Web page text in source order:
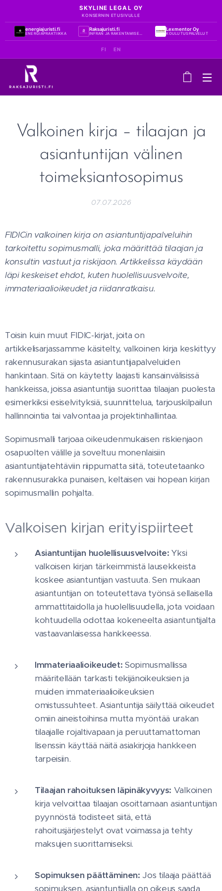
SKYLINE LEGAL OY
KONSERNIN ETUSIVULLE
energiajuristi.fi
ENERGIAPRAKTIIKKA
Raksajuristi.fi
INFRAN JA RAKENTAMISEN PRAKTIIKKA
Lexmentor Oy
KOULUTUSPALVELUT
FI EN
Valkoinen kirja – tilaajan ja
asiantuntijan välinen
toimeksiantosopimus
07.07.2026
FIDICin valkoinen kirja on asiantuntijapalveluihin
tarkoitettu sopimusmalli, joka määrittää tilaajan ja
konsultin vastuut ja riskijaon. Artikkelissa käydään
läpi keskeiset ehdot, kuten huolellisuusvelvoite,
immateriaalioikeudet ja riidanratkaisu.
Toisin kuin muut FIDIC-kirjat, joita on
artikkelisarjassamme käsitelty, valkoinen kirja keskittyy
rakennusurakan sijasta asiantuntijapalveluiden
hankintaan. Sitä on käytetty laajasti kansainvälisissä
hankkeissa, joissa asiantuntija suorittaa tilaajan puolesta
esimerkiksi esiselvityksiä, suunnittelua, tarjouskilpailun
hallinnointia tai valvontaa ja projektinhallintaa.
Sopimusmalli tarjoaa oikeudenmukaisen riskienjaon
osapuolten välille ja soveltuu monenlaisiin
asiantuntijatehtäviin riippumatta siitä, toteutetaanko
rakennusurakka punaisen, keltaisen vai hopean kirjan
sopimusmallin pohjalta.
Valkoisen kirjan erityispiirteet
Asiantuntijan huolellisuusvelvoite:Yksi
valkoisen kirjan tärkeimmistä lausekkeista
koskee asiantuntijan vastuuta. Sen mukaan
asiantuntijan on toteutettava työnsä sellaisella
ammattitaidolla ja huolellisuudella, jota voidaan
kohtuudella odottaa kokeneelta asiantuntijalta
vastaavanlaisessa hankkeessa.
Immateriaalioikeudet: Sopimusmallissa
määritellään tarkasti tekijänoikeuksien ja
muiden immateriaalioikeuksien
omistussuhteet. Asiantuntija säilyttää oikeudet
omiin aineistoihinsa mutta myöntää urakan
tilaajalle rojaltivapaan ja peruuttamattoman
lisenssin käyttää näitä asiakirjoja hankkeen
tarpeisiin.
Tilaajan rahoituksen läpinäkyvyys: Valkoinen
kirja velvoittaa tilaajan osoittamaan asiantuntijan
pyynnöstä todisteet siitä, että
rahoitusjärjestelyt ovat voimassa ja tehty
maksujen suorittamiseksi.
Sopimuksen päättäminen: Jos tilaaja päättää
sopimuksen, asiantuntijalla on oikeus saada